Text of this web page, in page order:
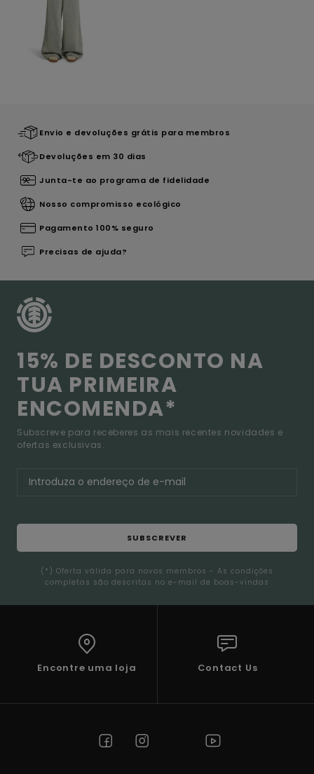
Envio e devoluções grátis para membros
Devoluções em 30 dias
Junta-te ao programa de fidelidade
Nosso compromisso ecológico
Pagamento 100% seguro
Precisas de ajuda?
15% DE DESCONTO NA
TUA PRIMEIRA
ENCOMENDA*
Subscreve para receberes as mais recentes novidades e
ofertas exclusivas.
SUBSCREVER
(*) Oferta válida para novos membros - As condições
completas são descritas no e-mail de boas-vindas
Encontre uma loja Contact Us